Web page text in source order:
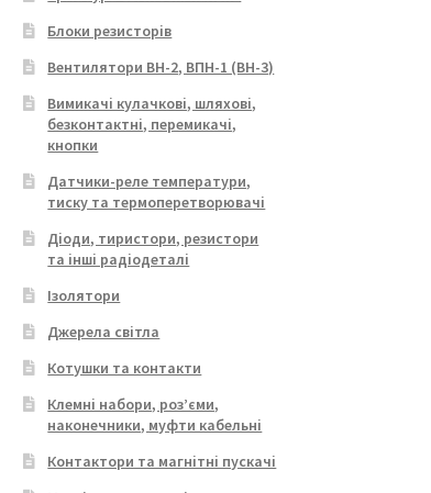
Блоки резисторів
Вентилятори ВН-2, ВПН-1 (ВН-3)
Вимикачі кулачкові, шляхові,
безконтактні, перемикачі,
кнопки
Датчики-реле температури,
тиску та термоперетворювачі
Діоди, тиристори, резистори
та інші радіодеталі
Ізолятори
Джерела світла
Котушки та контакти
Клемні набори, роз’єми,
наконечники, муфти кабельні
Контактори та магнітні пускачі